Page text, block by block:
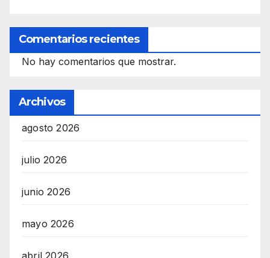
Comentarios recientes
No hay comentarios que mostrar.
Archivos
agosto 2026
julio 2026
junio 2026
mayo 2026
abril 2026